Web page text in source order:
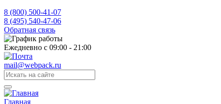
8 (800) 500-41-07
8 (495) 540-47-06
Обратная связь
Ежедневно с 09:00 - 21:00
mail@webpack.ru
Главная